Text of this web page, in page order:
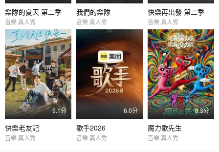
樂隊的夏天 第二季
音樂 真人秀
我們的樂隊
音樂 真人秀
快樂再出發 第二季
音樂 真人秀
9.1分
快樂老友記
音樂 真人秀
6.0分
歌手2026
音樂 真人秀
8.3分
魔力歌先生
音樂 真人秀